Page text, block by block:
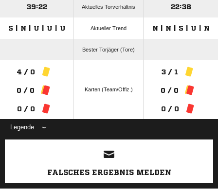
39:22 Aktuelles Torverhältnis 22:38
S | N | U | U | U Aktueller Trend N | N | S | U | N
Bester Torjäger (Tore)
4 / 0
0 / 0
0 / 0
Karten (Team/Offiz.)
3 / 1
0 / 0
0 / 0
Legende
ANZEIGE
FALSCHES ERGEBNIS MELDEN